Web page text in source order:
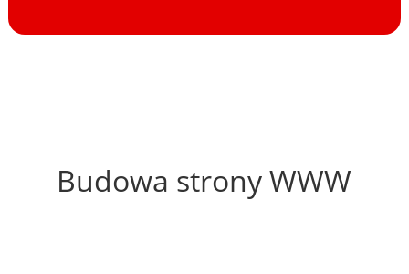
Budowa strony WWW